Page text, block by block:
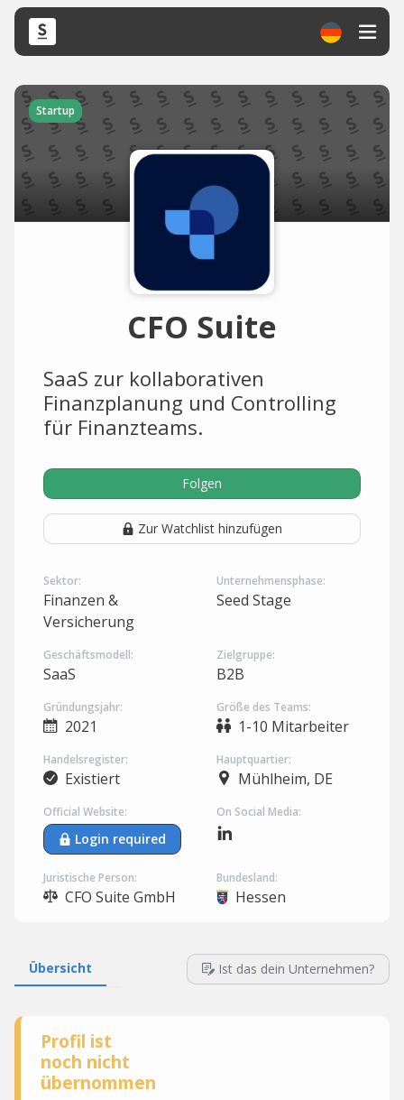
Startup
CFO Suite
SaaS zur kollaborativen
Finanzplanung und Controlling
für Finanzteams.
Folgen
Zur Watchlist hinzufügen
Sektor:
Finanzen &
Versicherung
Unternehmensphase:
Seed Stage
Geschäftsmodell:
SaaS
Zielgruppe:
B2B
Gründungsjahr:
2021
Größe des Teams:
1-10 Mitarbeiter
Handelsregister:
Existiert
Hauptquartier:
Mühlheim, DE
Official Website:
Login required
On Social Media:
Juristische Person:
CFO Suite GmbH
Bundesland:
Hessen
Übersicht Ist das dein Unternehmen?
Profil ist
noch nicht
übernommen